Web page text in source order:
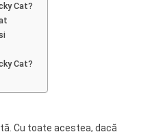
Cat?
Cat?
Cu toate acestea, dacă